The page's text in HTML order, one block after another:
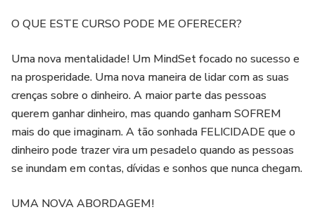
O QUE ESTE CURSO PODE ME OFERECER?
Uma nova mentalidade! Um MindSet focado no sucesso e
na prosperidade. Uma nova maneira de lidar com as suas
crenças sobre o dinheiro. A maior parte das pessoas
querem ganhar dinheiro, mas quando ganham SOFREM
mais do que imaginam. A tão sonhada FELICIDADE que o
dinheiro pode trazer vira um pesadelo quando as pessoas
se inundam em contas, dívidas e sonhos que nunca chegam.
UMA NOVA ABORDAGEM!